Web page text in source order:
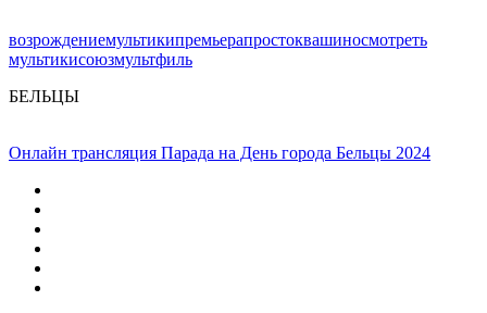
возрождениемультикипремьерапростоквашиносмотреть
мультикисоюзмультфиль
БЕЛЬЦЫ
Онлайн трансляция Парада на День города Бельцы 2024